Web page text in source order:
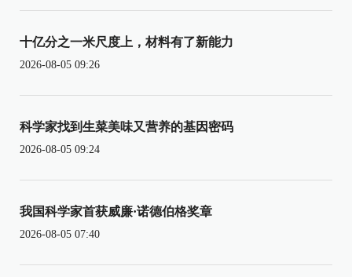
十亿分之一米尺度上，材料有了新能力
2026-08-05 09:26
科学家找到生菜美味又营养的基因密码
2026-08-05 09:24
我国科学家首获威廉·诺德伯格奖章
2026-08-05 07:40